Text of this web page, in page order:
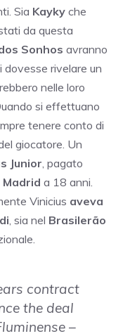
Sia Kayky che
da questa
Sonhos avranno
dovesse rivelare un
nelle loro
si effettuano
tenere conto di
giocatore. Un
Junior , pagato
Madrid a 18 anni.
Vinicius aveva
, sia nel Brasilerão
contract
the deal
–